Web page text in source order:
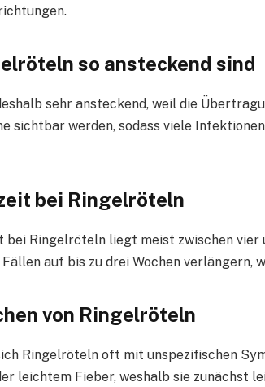
so ansteckend sind
sehr ansteckend, weil die
sichtbar werden, sodass viele
bei Ringelröteln
bei Ringelröteln liegt meist zwischen vier
Fällen auf bis zu drei Wochen verlängern,
von Ringelröteln
Ringelröteln oft mit unspezifischen
leichtem Fieber, weshalb sie zunächst